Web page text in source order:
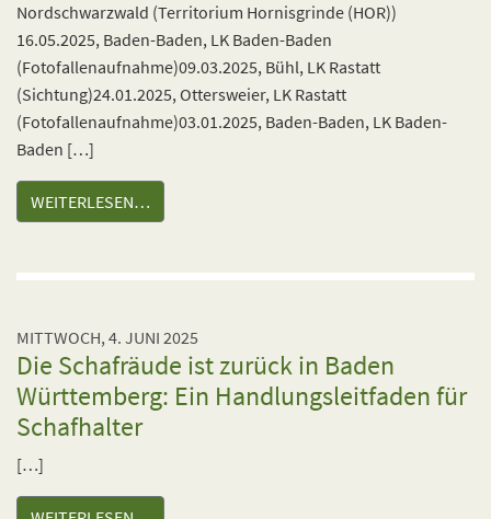
Nordschwarzwald (Territorium Hornisgrinde (HOR))
16.05.2025, Baden-Baden, LK Baden-Baden
(Fotofallenaufnahme)09.03.2025, Bühl, LK Rastatt
(Sichtung)24.01.2025, Ottersweier, LK Rastatt
(Fotofallenaufnahme)03.01.2025, Baden-Baden, LK Baden-
Baden […]
WEITERLESEN…
MITTWOCH, 4. JUNI 2025
Die Schafräude ist zurück in Baden
Württemberg: Ein Handlungsleitfaden für
Schafhalter
[…]